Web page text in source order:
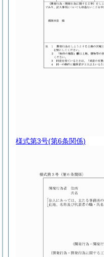
様式第3号(第6条関係)